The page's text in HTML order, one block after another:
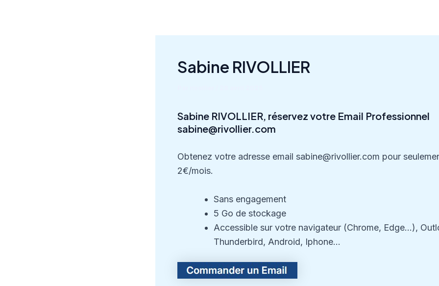
Sabine RIVOLLIER
Sabine RIVOLLIER, réservez votre Email Professionnel
sabine@rivollier.com
Obtenez votre adresse email sabine@rivollier.com pour
2€/mois.
Sans engagement
5 Go de stockage
Accessible sur votre navigateur (Chrome, Edge…),
Thunderbird, Android, Iphone…